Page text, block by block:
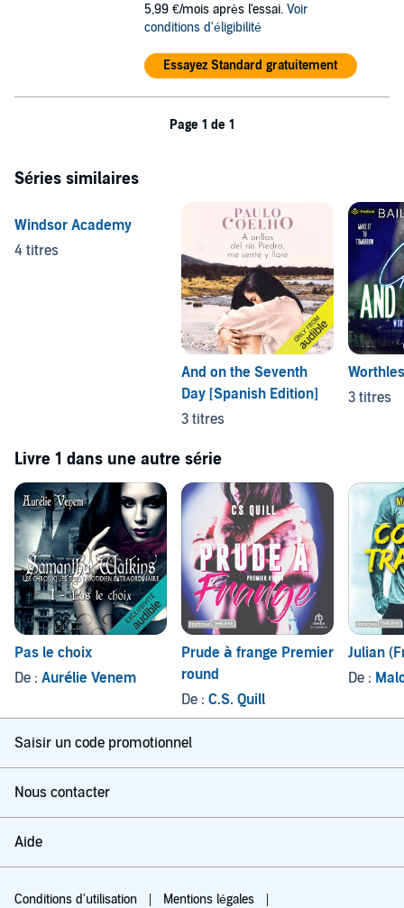
5,99 €/mois après l'essai. Voir
conditions d'éligibilité
Essayez Standard gratuitement
Page 1 de 1
Séries similaires
Windsor Academy
4 titres
And on the Seventh
Day [Spanish Edition]
3 titres
3 titres
Livre 1 dans une autre série
Pas le choix
De : Aurélie Venem
Prude à frange Premier
round
De : C.S. Quill
Julian
De :
Saisir un code promotionnel
Nous contacter
Aide
Conditions d'utilisation Mentions légales